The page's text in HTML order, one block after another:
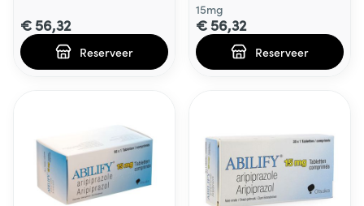
€ 56,32
Reserveer
15mg
€ 56,32
Reserveer